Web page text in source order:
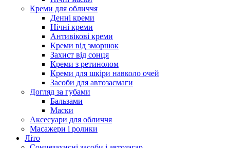
Креми для обличчя
Денні креми
Нічні креми
Антивікові креми
Креми від зморшок
Захист від сонця
Креми з ретинолом
Креми для шкіри навколо очей
Засоби для автозасмаги
Догляд за губами
Бальзами
Маски
Аксесуари для обличчя
Масажери і ролики
Літо